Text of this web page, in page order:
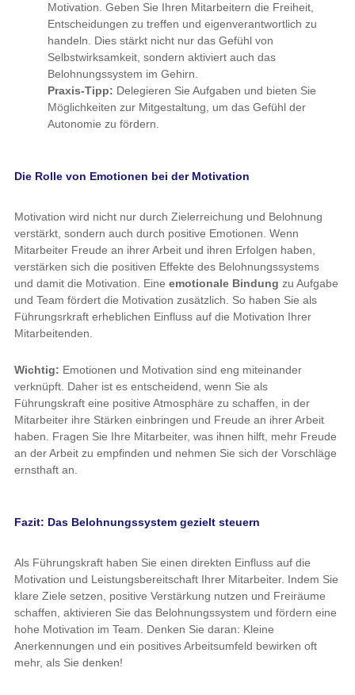
Motivation. Geben Sie Ihren Mitarbeitern die Freiheit,
Entscheidungen zu treffen und eigenverantwortlich zu
handeln. Dies stärkt nicht nur das Gefühl von
Selbstwirksamkeit, sondern aktiviert auch das
Belohnungssystem im Gehirn.
Praxis-Tipp: Delegieren Sie Aufgaben und bieten Sie
Möglichkeiten zur Mitgestaltung, um das Gefühl der
Autonomie zu fördern.
Die Rolle von Emotionen bei der Motivation
Motivation wird nicht nur durch Zielerreichung und Belohnung
verstärkt, sondern auch durch positive Emotionen. Wenn
Mitarbeiter Freude an ihrer Arbeit und ihren Erfolgen haben,
verstärken sich die positiven Effekte des Belohnungssystems
und damit die Motivation. Eine emotionale Bindung zu Aufgabe
und Team fördert die Motivation zusätzlich. So haben Sie als
Führungsrkraft erheblichen Einfluss auf die Motivation Ihrer
Mitarbeitenden.
Wichtig: Emotionen und Motivation sind eng miteinander
verknüpft. Daher ist es entscheidend, wenn Sie als
Führungskraft eine positive Atmosphäre zu schaffen, in der
Mitarbeiter ihre Stärken einbringen und Freude an ihrer Arbeit
haben. Fragen Sie Ihre Mitarbeiter, was ihnen hilft, mehr Freude
an der Arbeit zu empfinden und nehmen Sie sich der Vorschläge
ernsthaft an.
Fazit: Das Belohnungssystem gezielt steuern
Als Führungskraft haben Sie einen direkten Einfluss auf die
Motivation und Leistungsbereitschaft Ihrer Mitarbeiter. Indem Sie
klare Ziele setzen, positive Verstärkung nutzen und Freiräume
schaffen, aktivieren Sie das Belohnungssystem und fördern eine
hohe Motivation im Team. Denken Sie daran: Kleine
Anerkennungen und ein positives Arbeitsumfeld bewirken oft
mehr, als Sie denken!